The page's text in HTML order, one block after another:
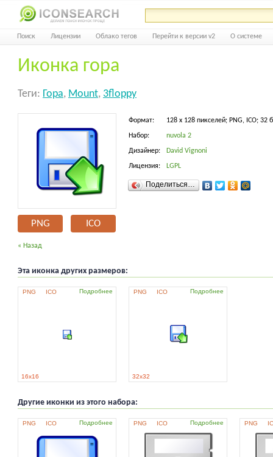
Поиск Лицензии Облако тегов Перейти к версии v2 О системе
Иконка гора
Теги: Гора, Mount, 3floppy
PNG ICO
Формат: 128 x 128 пикселей; PNG, ICO; 32
Набор: nuvola 2
Дизайнер: David Vignoni
Лицензия: LGPL
Поделиться…
« Назад
Эта иконка других размеров:
PNG ICO Подробнее
16x16
PNG ICO Подробнее
32x32
Другие иконки из этого набора:
PNG ICO Подробнее PNG ICO Подробнее PNG